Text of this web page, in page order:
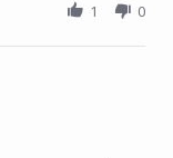
1 0